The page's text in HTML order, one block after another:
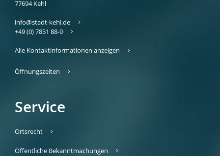
77694 Kehl
info@stadt-kehl.de
+49 (0) 7851 88-0
Alle Kontaktinformationen anzeigen
Öffnungszeiten
Service
Ortsrecht
Öffentliche Bekanntmachungen